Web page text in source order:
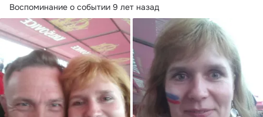
Воспоминание о событии 9 лет назад